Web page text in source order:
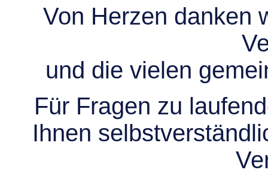
Von Herzen danken
und die vielen
Für Fragen zu
Ihnen